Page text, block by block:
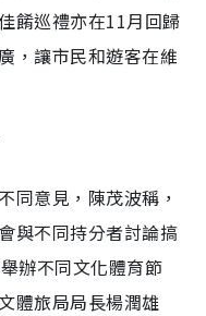
餚巡禮亦在11月回歸
，讓市民和遊客在維
同意見，陳茂波稱，
與不同持分者討論搞
辦不同文化體育節
體旅局局長楊潤雄